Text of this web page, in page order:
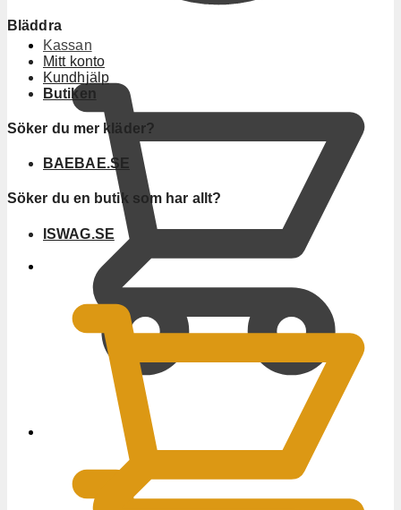
Kassan
Bläddra
Mitt konto
Kundhjälp
Butiken
Söker du mer kläder?
BAEBAE.SE
Söker du en butik som har allt?
ISWAG.SE